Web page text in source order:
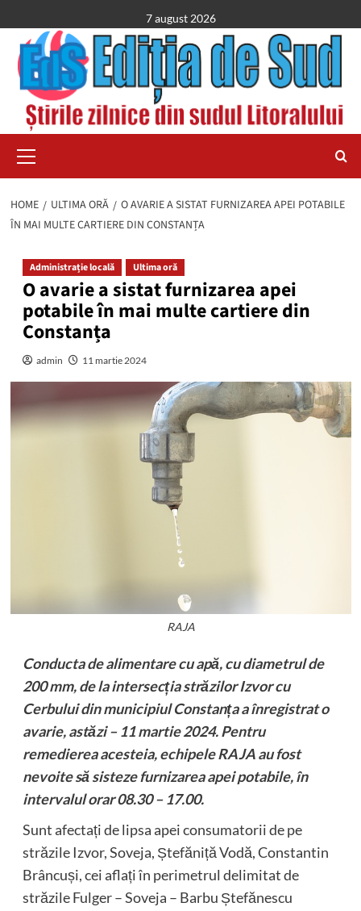
to
content
7 august 2026
Menu
HOME ULTIMA ORĂ
O AVARIE A SISTAT FURNIZAREA APEI POTABILE
ÎN MAI MULTE CARTIERE DIN CONSTANȚA
Administrație locală Ultima oră
O avarie a sistat furnizarea apei
potabile în mai multe cartiere din
Constanța
admin 11 martie 2024
RAJA
Conducta de alimentare cu apă, cu diametrul de
200 mm, de la intersecția străzilor Izvor cu
Cerbului din municipiul Constanța a înregistrat o
avarie, astăzi – 11 martie 2024. Pentru
remedierea acesteia, echipele RAJA au fost
nevoite să sisteze furnizarea apei potabile, în
intervalul orar 08.30 – 17.00.
Sunt afectați de lipsa apei consumatorii de pe
străzile Izvor, Soveja, Ștefăniță Vodă, Constantin
Brâncuși, cei aflați în perimetrul delimitat de
străzile Fulger – Soveja – Barbu Ștefănescu